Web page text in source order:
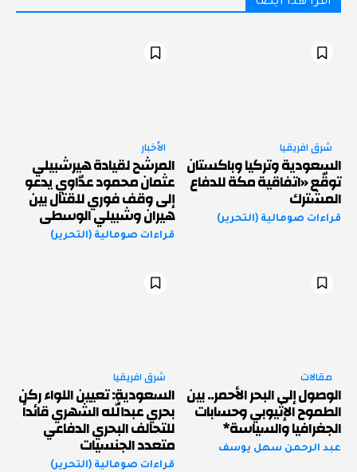
شرق افريقيا
السعودية وتركيا وباكستان
توقّع «اتفاقية مكة للدفاع
المشترك
قراءات صومالية (التحرير)
الأخبار
المرشح لقيادة هيرشبيلي
عثمان محمود عدّاوي يدعو
إلى وقف فوري للقتال بين
هيران وشبيلي الوسطى
قراءات صومالية (التحرير)
مقالات
الوصول إلى البحر الأحمر.. بين
الطموح الإثيوبي وحسابات
الجغرافيا والسياسة*
عبد الرحمن سهل يوسف
شرق افريقيا
السعودية: تعيين اللواء ركن
بحري عبدالله الشهري قائداً
للتحالف البحري الدفاعي
متعدد الجنسيات
قراءات صومالية (التحرير)